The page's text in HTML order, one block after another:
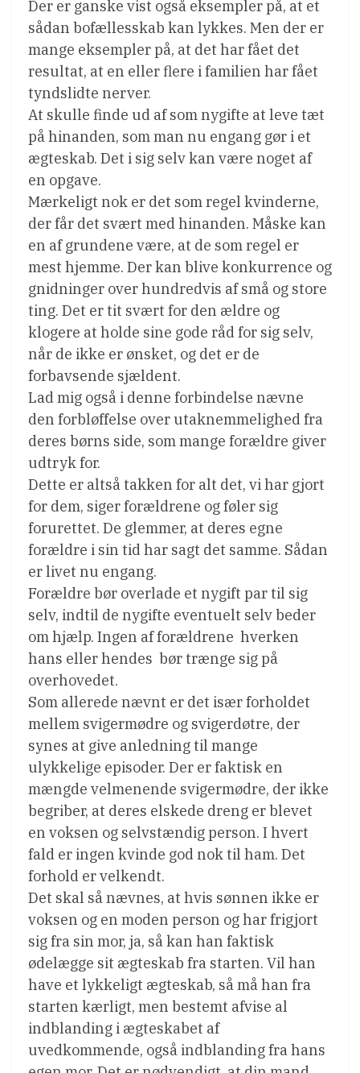
Der er ganske vist også eksempler på, at et
sådan bofællesskab kan lykkes. Men der er
mange eksempler på, at det har fået det
resultat, at en eller flere i familien har fået
tyndslidte nerver.
At skulle finde ud af som nygifte at leve tæt
på hinanden, som man nu engang gør i et
ægteskab. Det i sig selv kan være noget af
en opgave.
Mærkeligt nok er det som regel kvinderne,
der får det svært med hinanden. Måske kan
en af grundene være, at de som regel er
mest hjemme. Der kan blive konkurrence og
gnidninger over hundredvis af små og store
ting. Det er tit svært for den ældre og
klogere at holde sine gode råd for sig selv,
når de ikke er ønsket, og det er de
forbavsende sjældent.
Lad mig også i denne forbindelse nævne
den forbløffelse over utaknemmelighed fra
deres børns side, som mange forældre giver
udtryk for.
Dette er altså takken for alt det, vi har gjort
for dem, siger forældrene og føler sig
forurettet. De glemmer, at deres egne
forældre i sin tid har sagt det samme. Sådan
er livet nu engang.
Forældre bør overlade et nygift par til sig
selv, indtil de nygifte eventuelt selv beder
om hjælp. Ingen af forældrene  hverken
hans eller hendes  bør trænge sig på
overhovedet.
Som allerede nævnt er det især forholdet
mellem svigermødre og svigerdøtre, der
synes at give anledning til mange
ulykkelige episoder. Der er faktisk en
mængde velmenende svigermødre, der ikke
begriber, at deres elskede dreng er blevet
en voksen og selvstændig person. I hvert
fald er ingen kvinde god nok til ham. Det
forhold er velkendt.
Det skal så nævnes, at hvis sønnen ikke er
voksen og en moden person og har frigjort
sig fra sin mor, ja, så kan han faktisk
ødelægge sit ægteskab fra starten. Vil han
have et lykkeligt ægteskab, så må han fra
starten kærligt, men bestemt afvise al
indblanding i ægteskabet af
uvedkommende, også indblanding fra hans